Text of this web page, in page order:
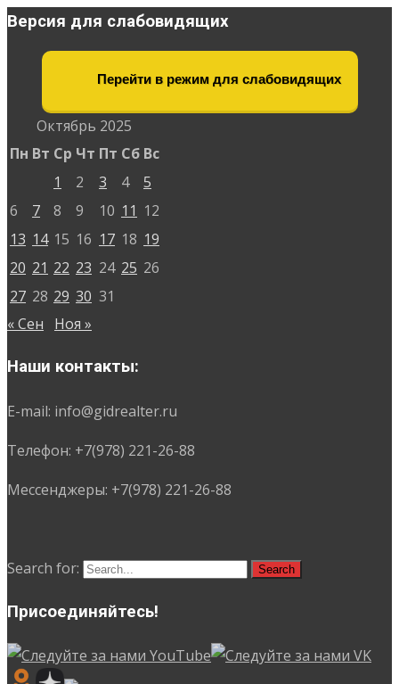
Версия для слабовидящих
Перейти в режим для слабовидящих
Октябрь 2025
Пн Вт Ср Чт Пт Сб Вс
1
2 3 4
5
6
7 8 9 10 11 12
13 14 15 16 17 18 19
20 21 22 23 24 25 26
27 28 29 30 31
« Сен
Ноя »
Наши контакты:
E-mail: info@gidrealter.ru
Телефон: +7(978) 221-26-88
Мессенджеры: +7(978) 221-26-88
Search for:
Присоединяйтесь!